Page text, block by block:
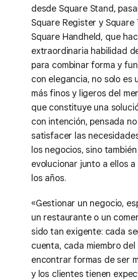
desde Square Stand,
Square Register y Square
Square Handheld, que
extraordinaria habilidad
para combinar forma y
con elegancia, no solo es
más finos y ligeros del
que constituye una
con intención, pensada
satisfacer las
los negocios, sino
evolucionar junto a ellos
los años.
«Gestionar un negocio,
un restaurante o un
sido tan exigente: cada
cuenta, cada miembro
encontrar formas de ser
y los clientes tienen